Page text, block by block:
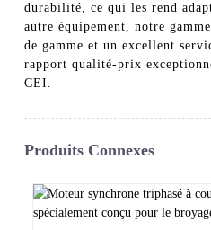
durabilité, ce qui les rend
autre équipement, notre
de gamme et un excellent
rapport qualité-prix
CEI.
Produits Connexes